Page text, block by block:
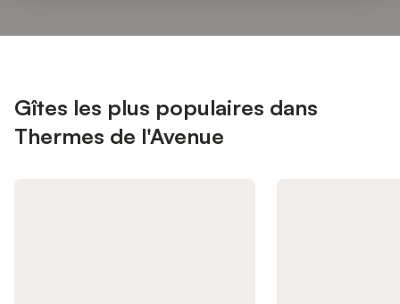
Gîtes les plus populaires dans
Thermes de l'Avenue